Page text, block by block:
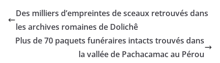
Des milliers d’empreintes de sceaux retrouvés dans
les archives romaines de Dolichê
Plus de 70 paquets funéraires intacts trouvés dans
la vallée de Pachacamac au Pérou